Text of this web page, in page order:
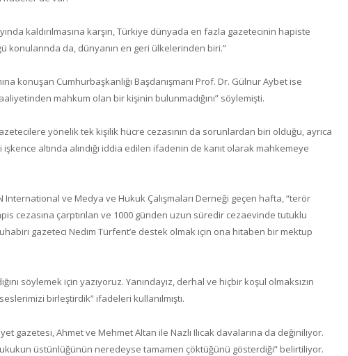
kaldırılmasına karşın, Türkiye dünyada en fazla gazetecinin hapiste
konularında da, dünyanın en geri ülkelerinden biri.”
konuşan Cumhurbaşkanlığı Başdanışmanı Prof. Dr. Gülnur Aybet ise
mahkum olan bir kişinin bulunmadığını” söylemişti.
yönelik tek kişilik hücre cezasının da sorunlardan biri olduğu, ayrıca
altında alındığı iddia edilen ifadenin de kanıt olarak mahkemeye
International ve Medya ve Hukuk Çalışmaları Derneği geçen hafta, “terör
cezasına çarptırılan ve 1000 günden uzun süredir cezaevinde tutuklu
gazeteci Nedim Türfent’e destek olmak için ona hitaben bir mektup
söylemek için yazıyoruz. Yanındayız, derhal ve hiçbir koşul olmaksızın
birleştirdik” ifadeleri kullanılmıştı.
gazetesi, Ahmet ve Mehmet Altan ile Nazlı Ilıcak davalarına da değiniliyor.
üstünlüğünün neredeyse tamamen çöktüğünü gösterdiği” belirtiliyor.